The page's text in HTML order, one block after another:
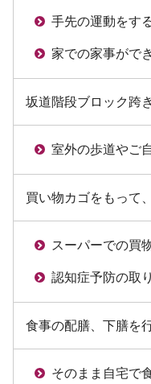
手先の運動をす
家での家事がで
坂道階段ブロック跨
室外の歩道やご
買い物カゴをもって
スーパーでの買
認知症予防の取
食事の配膳、下膳を行
そのまま自宅で